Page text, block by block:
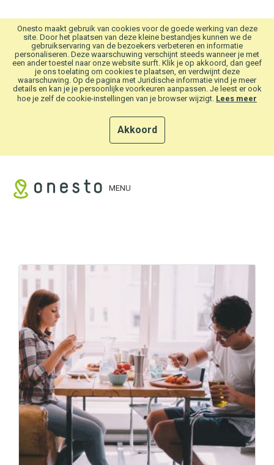
Onesto maakt gebruik van cookies voor de goede werking van deze
site. Door het plaatsen van deze kleine bestandjes kunnen we de
gebruikservaring van de bezoekers verbeteren en informatie
personaliseren. Deze waarschuwing verschijnt steeds wanneer je met
een ander toestel naar onze website surft. Klik je op akkoord, dan geef
je ons toelating om cookies te plaatsen, en verdwijnt deze
waarschuwing. Op de pagina met Juridische informatie vind je meer
details en kan je je persoonlijke voorkeuren aanpassen. Je leest er ook
hoe je zelf de cookie-instellingen van je browser wijzigt. Lees meer
Akkoord
MENU